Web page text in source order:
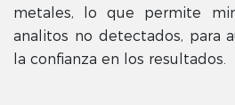
metales, lo que permite
analitos no detectados, para
la confianza en los resultados.